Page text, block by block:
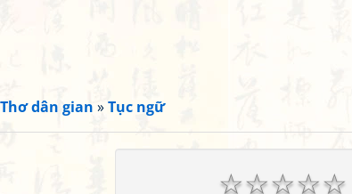
Thơ dân gian »Tục ngữ
☆
☆
☆
☆
☆